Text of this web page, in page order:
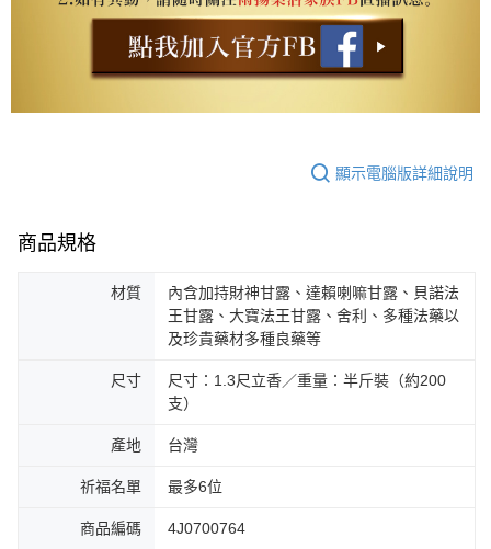
顯示電腦版詳細說明
商品規格
材質
內含加持財神甘露、達賴喇嘛甘露、貝諾法
王甘露、大寶法王甘露、舍利、多種法藥以
及珍貴藥材多種良藥等
尺寸
尺寸：1.3尺立香／重量：半斤裝（約200
支）
產地 台灣
祈福名單 最多6位
商品編碼 4J0700764